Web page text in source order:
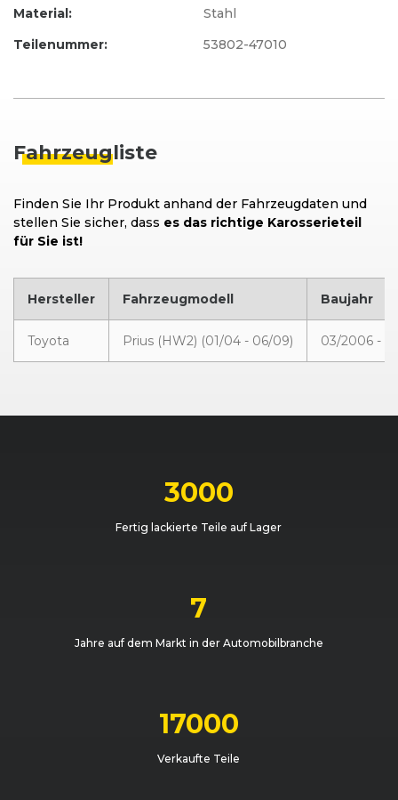
Material:
Stahl
Teilenummer:
53802-47010
Fahrzeugliste
Finden Sie Ihr Produkt anhand der Fahrzeugdaten und
stellen Sie sicher, dass es das richtige Karosserieteil
für Sie ist!
Hersteller Fahrzeugmodell Baujahr
Toyota Prius (HW2) (01/04 - 06/09) 03/2006 -
3000
Fertig lackierte Teile auf Lager
7
Jahre auf dem Markt in der Automobilbranche
17000
Verkaufte Teile